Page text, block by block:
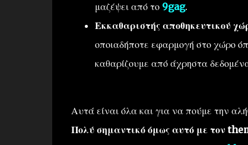
μαζέψει από το 9gag.
Εκκαθαριστής αποθηκευτικού
οποιαδήποτε εφαρμογή στο χώρο
καθαρίζουμε από άχρηστα
Αυτά είναι όλα και για να πούμε την
Πολύ σημαντικό όμως αυτό με τον